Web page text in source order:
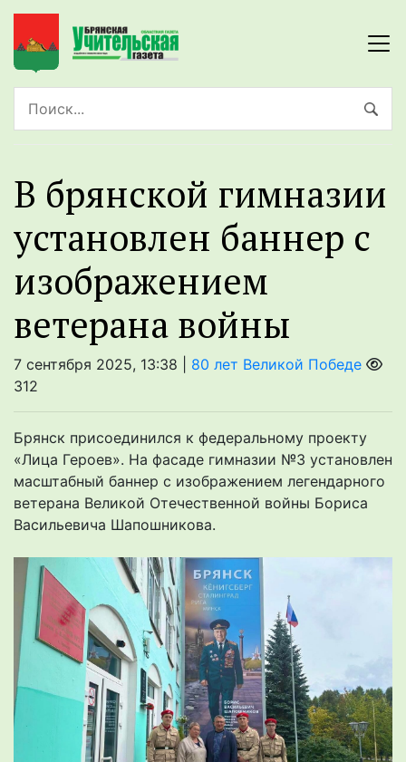
В брянской гимназии
установлен баннер с
изображением
ветерана войны
7 сентября 2025, 13:38 | 80 лет Великой Победе
312
Брянск присоединился к федеральному проекту
«Лица Героев». На фасаде гимназии №3 установлен
масштабный баннер с изображением легендарного
ветерана Великой Отечественной войны Бориса
Васильевича Шапошникова.